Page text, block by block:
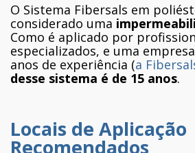
O Sistema Fibersals em
considerado uma
Como é aplicado por
especializados, e uma
anos de experiência (a
desse sistema é de 15 anos.
Locais de Aplicação
Recomendados